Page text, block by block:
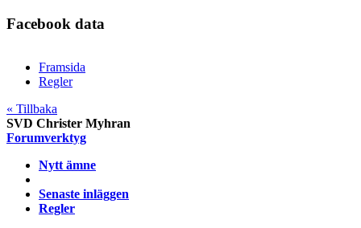
Facebook data
Framsida
Regler
« Tillbaka
SVD Christer Myhran
Forumverktyg
Nytt ämne
Senaste inläggen
Regler